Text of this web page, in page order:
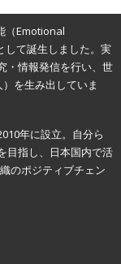
（Emotional
して誕生しました。実
・情報発信を行い、世
を生み出していま
年に設立。自分ら
目指し、日本国内で活
のポジティブチェン